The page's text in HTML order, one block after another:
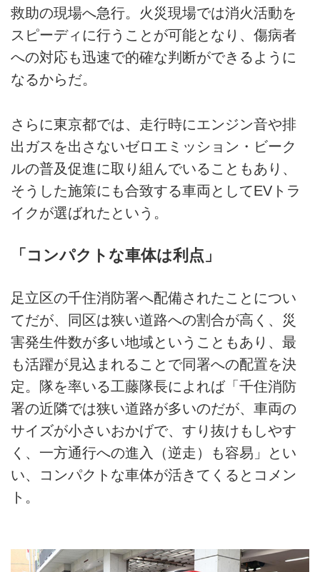
救助の現場へ急行。火災現場では消火活動を
スピーディに行うことが可能となり、傷病者
への対応も迅速で的確な判断ができるように
なるからだ。
さらに東京都では、走行時にエンジン音や排
出ガスを出さないゼロエミッション・ビーク
ルの普及促進に取り組んでいることもあり、
そうした施策にも合致する車両としてEVトラ
イクが選ばれたという。
「コンパクトな車体は利点」
足立区の千住消防署へ配備されたことについ
てだが、同区は狭い道路への割合が高く、災
害発生件数が多い地域ということもあり、最
も活躍が見込まれることで同署への配置を決
定。隊を率いる工藤隊長によれば「千住消防
署の近隣では狭い道路が多いのだが、車両の
サイズが小さいおかげで、すり抜けもしやす
く、一方通行への進入（逆走）も容易」とい
い、コンパクトな車体が活きてくるとコメン
ト。